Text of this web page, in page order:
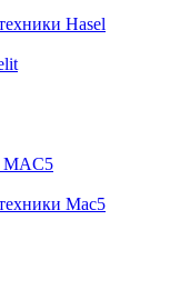
Hasel
MAC5
Mac5